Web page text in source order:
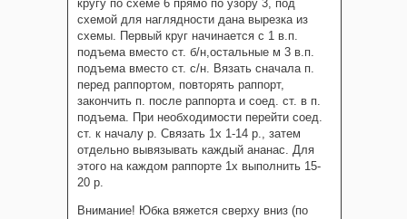
кругу по схеме 6 прямо по узору 3, под
схемой для наглядности дана вырезка из
схемы. Первый круг начинается с 1 в.п.
подъема вместо ст. б/н,остальные м 3 в.п.
подъема вместо ст. с/н. Вязать сначала п.
перед раппортом, повторять раппорт,
закончить п. после раппорта и соед. ст. в п.
подъема. При необходимости перейти соед.
ст. к началу р. Связать 1х 1-14 р., затем
отдельно вывязывать каждый ананас. Для
этого на каждом раппорте 1х выполнить 15-
20 р.
Внимание! Юбка вяжется сверху вниз (по